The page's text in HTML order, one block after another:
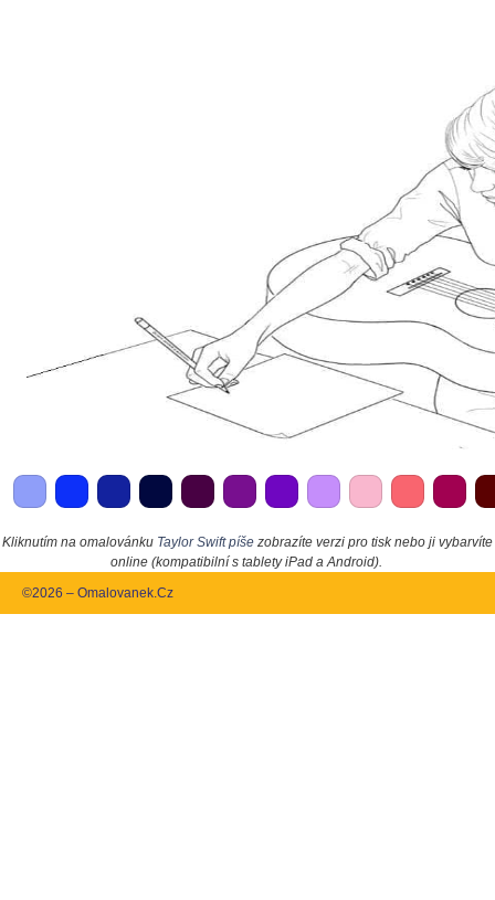
Kliknutím na omalovánku Taylor Swift píše zobrazíte verzi pro tisk nebo ji vybarvíte
online (kompatibilní s tablety iPad a Android).
©2026 – Omalovanek.Cz